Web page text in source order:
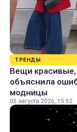
ТРЕНДЫ
Вещи красивые,
объяснила
модницы
05 августа 2026, 15:52